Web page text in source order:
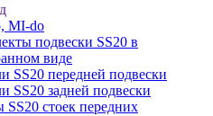
MI-do
подвески SS20 в
виде
SS20 передней подвески
SS20 задней подвески
стоек передних